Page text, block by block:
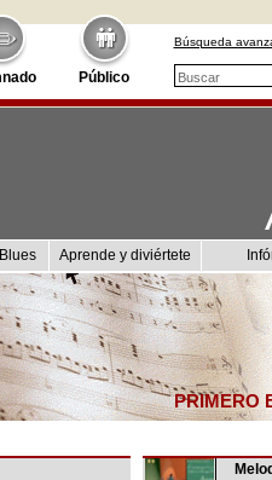
Público
Búsqueda
Aprende y diviértete
PRIMERO